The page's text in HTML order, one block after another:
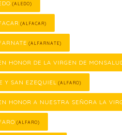
(ALEDO)
(ALFACAR)
(ALFARNATE)
HONOR DE LA VIRGEN DE
Y SAN EZEQUIEL (ALFARO)
HONOR A NUESTRA SEÑORA LA
(ALFARO)